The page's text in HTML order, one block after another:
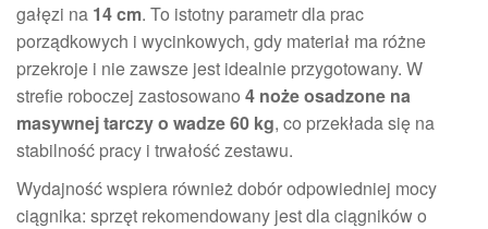
gałęzi na 14 cm. To istotny parametr dla prac
porządkowych i wycinkowych, gdy materiał ma różne
przekroje i nie zawsze jest idealnie przygotowany. W
strefie roboczej zastosowano 4 noże osadzone na
masywnej tarczy o wadze 60 kg, co przekłada się na
stabilność pracy i trwałość zestawu.
Wydajność wspiera również dobór odpowiedniej mocy
ciągnika: sprzęt rekomendowany jest dla ciągników o